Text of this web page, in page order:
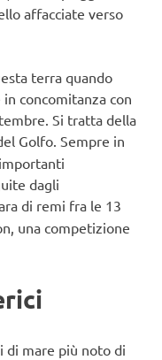
affacciate verso
terra quando
concomitanza con
Si tratta della
Golfo. Sempre in
dagli
di remi fra le 13
una competizione
di mare più noto di